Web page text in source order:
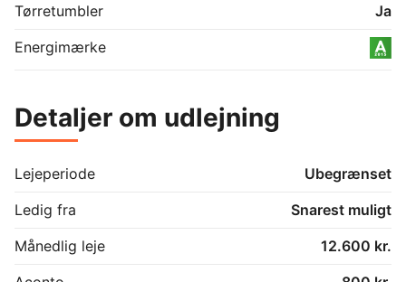
Tørretumbler
Ja
Energimærke
Detaljer om udlejning
Lejeperiode
Ubegrænset
Ledig fra
Snarest muligt
Månedlig leje
12.600 kr.